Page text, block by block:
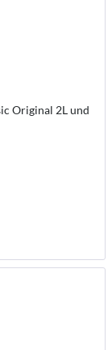
Original 2L und